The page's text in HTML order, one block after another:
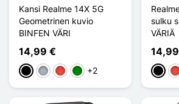
Kansi Realme 14X 5G
Geometrinen kuvio
BINFEN VÄRI
14,99 €
MustaHarmaaPunainen
Vihreä
+2
sulku
VÄRIÄ
Musta